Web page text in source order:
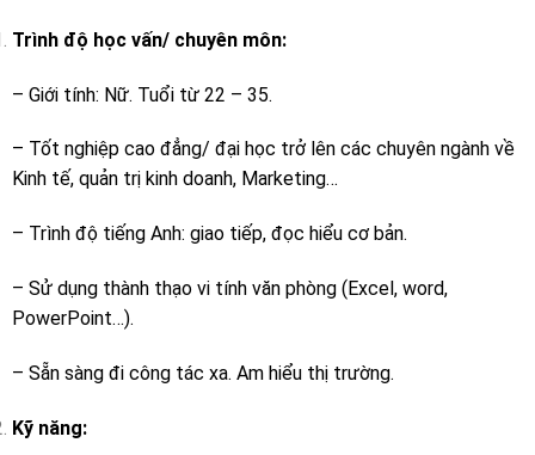
Trình độ học vấn/ chuyên môn:
– Giới tính: Nữ. Tuổi từ 22 – 35.
– Tốt nghiệp cao đẳng/ đại học trở lên các chuyên ngành về
Kinh tế, quản trị kinh doanh, Marketing…
– Trình độ tiếng Anh: giao tiếp, đọc hiểu cơ bản.
– Sử dụng thành thạo vi tính văn phòng (Excel, word,
PowerPoint…).
– Sẵn sàng đi công tác xa. Am hiểu thị trường.
Kỹ năng: